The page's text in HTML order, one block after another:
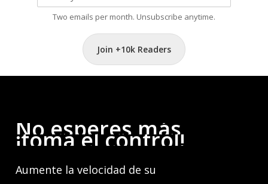
Two emails per month. Unsubscribe anytime.
Join +10k Readers
Noesperesmás,
¡toma el control!
Aumente la velocidad de su